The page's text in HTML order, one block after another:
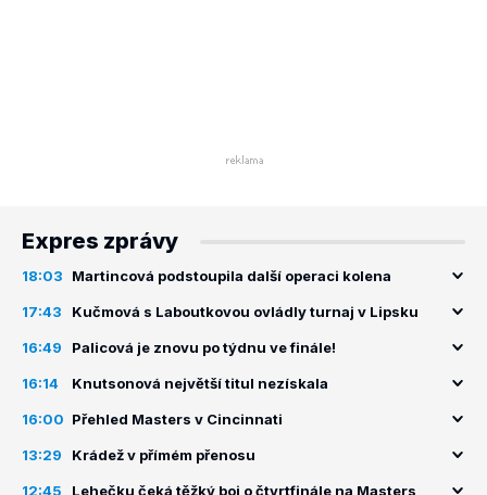
Expres zprávy
18:03 Martincová podstoupila další operaci kolena
17:43 Kučmová s Laboutkovou ovládly turnaj v Lipsku
16:49 Palicová je znovu po týdnu ve finále!
16:14 Knutsonová největší titul nezískala
16:00 Přehled Masters v Cincinnati
13:29 Krádež v přímém přenosu
12:45 Lehečku čeká těžký boj o čtvrtfinále na Masters